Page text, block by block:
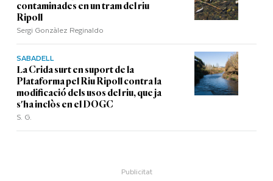
contaminades en un tram del riu
Ripoll
Sergi Gonzàlez Reginaldo
SABADELL
La Crida surt en suport de la
Plataforma pel Riu Ripoll contra la
modificació dels usos del riu, que ja
s'ha inclòs en el DOGC
S. G.